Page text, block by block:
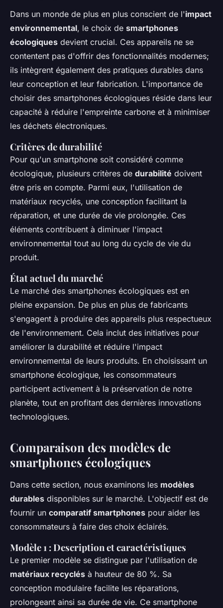
Dans un monde de plus en plus conscient de l'impact
environnemental, le choix de smartphones
écologiques devient crucial. Ces appareils ne se
contentent pas d'offrir des fonctionnalités modernes;
ils intègrent également des pratiques durables dans
leur conception et leur fabrication. L'importance de
choisir des smartphones écologiques réside dans leur
capacité à réduire l'empreinte carbone et à minimiser
les déchets électroniques.
Critères de durabilité
Pour qu'un smartphone soit considéré comme
écologique, plusieurs critères de durabilité doivent
être pris en compte. Parmi eux, l'utilisation de
matériaux recyclés, une conception facilitant la
réparation, et une durée de vie prolongée. Ces
éléments contribuent à diminuer l'impact
environnemental tout au long du cycle de vie du
produit.
État actuel du marché
Le marché des smartphones écologiques est en
pleine expansion. De plus en plus de fabricants
s'engagent à produire des appareils plus respectueux
de l'environnement. Cela inclut des initiatives pour
améliorer la durabilité et réduire l'impact
environnemental de leurs produits. En choisissant un
smartphone écologique, les consommateurs
participent activement à la préservation de notre
planète, tout en profitant des dernières innovations
technologiques.
Comparaison des modèles de
smartphones écologiques
Dans cette section, nous examinons les modèles
durables disponibles sur le marché. L'objectif est de
fournir un comparatif smartphones pour aider les
consommateurs à faire des choix éclairés.
Modèle 1 : Description et caractéristiques
Le premier modèle se distingue par l'utilisation de
matériaux recyclés à hauteur de 80 %. Sa
conception modulaire facilite les réparations,
prolongeant ainsi sa durée de vie. Ce smartphone